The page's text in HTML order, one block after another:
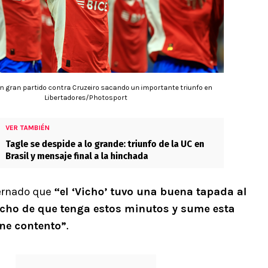
gran partido contra Cruzeiro sacando un importante triunfo en
Libertadores/Photosport
VER TAMBIÉN
Tagle se despide a lo grande: triunfo de la UC en
Brasil y mensaje final a la hinchada
que “el ‘Vicho’ tuvo una buena tapada al
de que tenga estos minutos y sume esta
contento”.